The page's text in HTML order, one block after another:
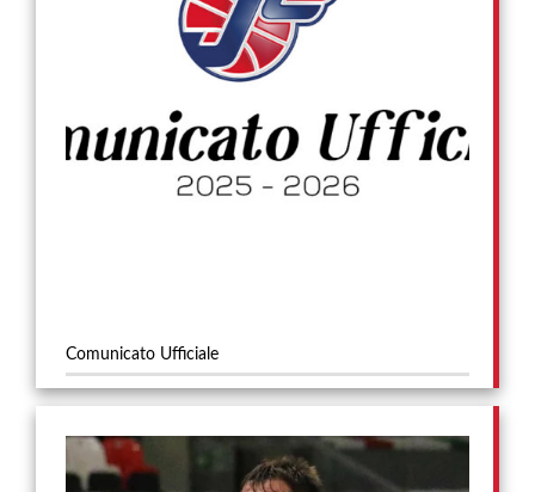
Comunicato Ufficiale